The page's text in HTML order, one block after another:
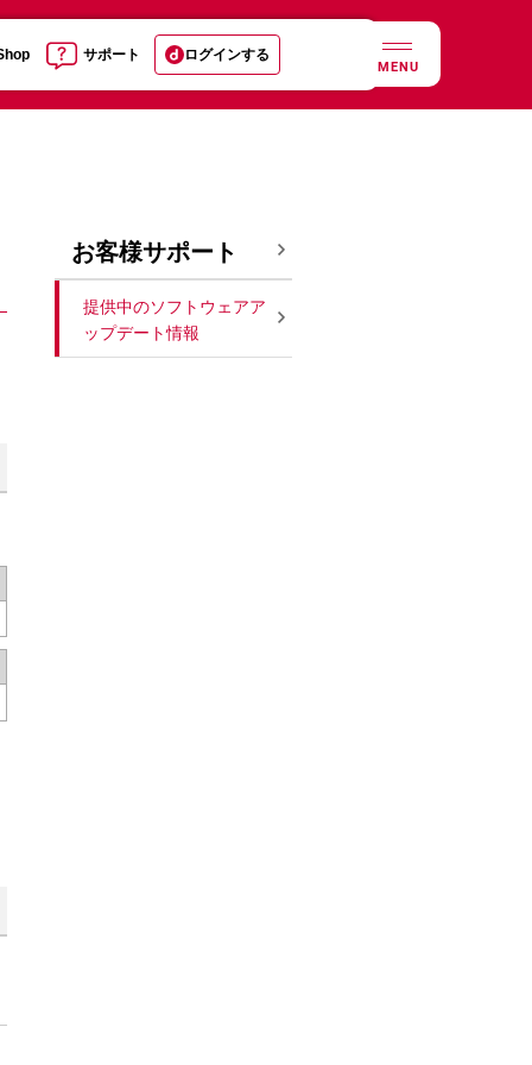
サポート ログインする
MENU
お客様サポート
提供中のソフトウェアア
ップデート情報